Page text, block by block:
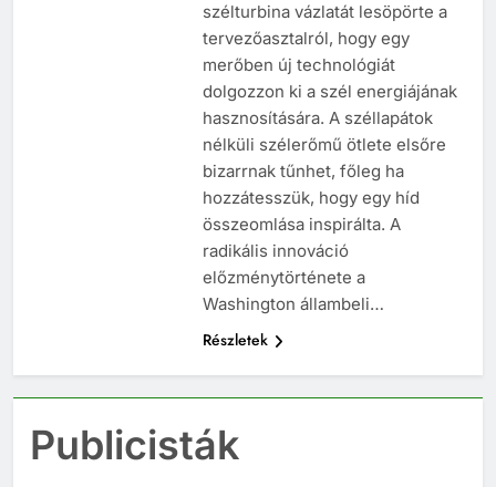
szélturbina vázlatát lesöpörte a
tervezőasztalról, hogy egy
merőben új technológiát
dolgozzon ki a szél energiájának
hasznosítására. A széllapátok
nélküli szélerőmű ötlete elsőre
bizarrnak tűnhet, főleg ha
hozzátesszük, hogy egy híd
összeomlása inspirálta. A
radikális innováció
előzménytörténete a
Washington állambeli…
Részletek
Publicisták